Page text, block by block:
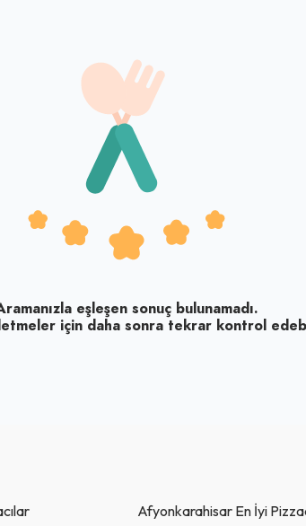
eşleşen sonuç bulunamadı.
için daha sonra tekrar kontrol
Afyonkarahisar En İyi